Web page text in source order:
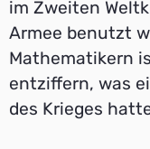
im Zweiten
Armee benutzt
Mathematikern
entziffern, was
des Krieges